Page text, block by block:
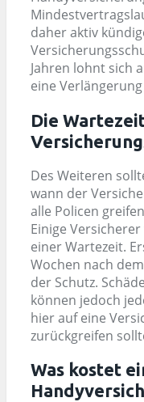
daher aktiv
Jahren lohnt sich
eine
Die
Des Weiteren
wann der
alle Policen
Einige
einer Wartezeit.
Wochen nach
der Schutz.
können jedoch
hier auf eine
zurückgreifen
Was kostet